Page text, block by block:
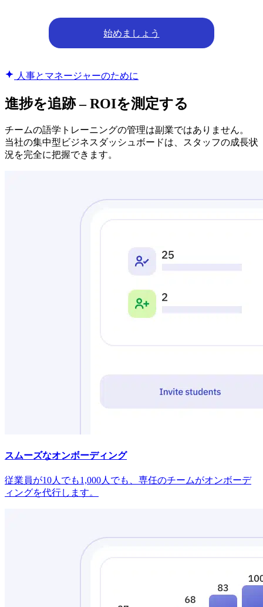
始めましょう
人事とマネージャーのために
進捗を追跡 – ROIを測定する
チームの語学トレーニングの管理は副業ではありません。
当社の集中型ビジネスダッシュボードは、スタッフの成長状
況を完全に把握できます。
スムーズなオンボーディング
従業員が10人でも1,000人でも、専任のチームがオンボーデ
ィングを代行します。